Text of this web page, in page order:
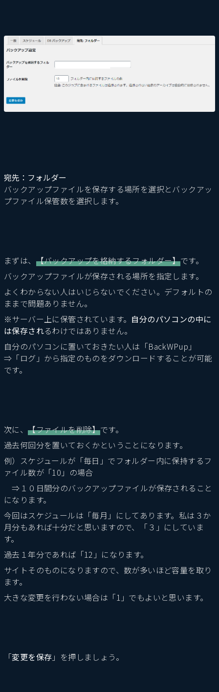
宛先：フォルダー
バックアップファイルを保存する場所を選択とバックアッ
プファイル保管数を選択します。
まずは、 【バックアップを格納するフォルダー】です。
バックアップファイルが保存される場所を指定します。
よくわからない人はいじらないでください。デフォルトの
ままで問題ありません。
※サーバー上に保管されています。 自分のパソコンの中に
は保存されるわけではありません。
自分のパソコンに置いておきたい人は「BackWPup」
⇒「ログ」から指定のものをダウンロードすることが可能
です。
次に、【ファイルを削除】です。
過去何回分を置いておくかということになります。
例）スケジュールが「毎日」でフォルダー内に保持するフ
ァイル数が「10」の場合
⇒１０日間分のバックアップファイルが保存されること
になります。
今回はスケジュールは「毎月」にしてあります。私は３か
月分もあれば十分だと思いますので、「３」にしていま
す。
過去１年分であれば「12」になります。
サイトそのものになりますので、数が多いほど容量を取り
ます。
大きな変更を行わない場合は「1」でもよいと思います。
「変更を保存 」を押しましょう。